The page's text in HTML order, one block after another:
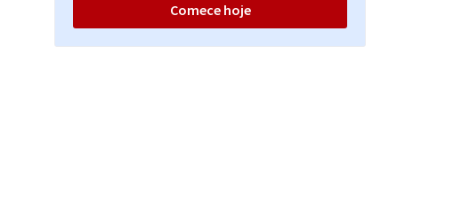
Comece hoje